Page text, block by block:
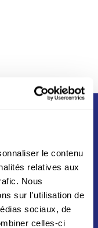
le contenu
relatives aux
Nous
sur l'utilisation de
sociaux, de
celles-ci
et Swiss Post en
mondial vers
coins du